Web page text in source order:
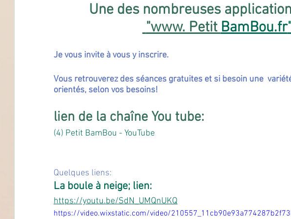
Une des nombreuses
"www. Petit BamBou.fr
Je vous invite à vous y inscrire.
Vous retrouverez des séances gratuites et si besoin une
orientés, selon vos besoins!
lien de la chaîne You tube:
(4) Petit BamBou - YouTube
Quelques liens:
La boule à neige; lien:
https://youtu.be/SdN_UMQnUKQ
https://video.wixstatic.com/video/